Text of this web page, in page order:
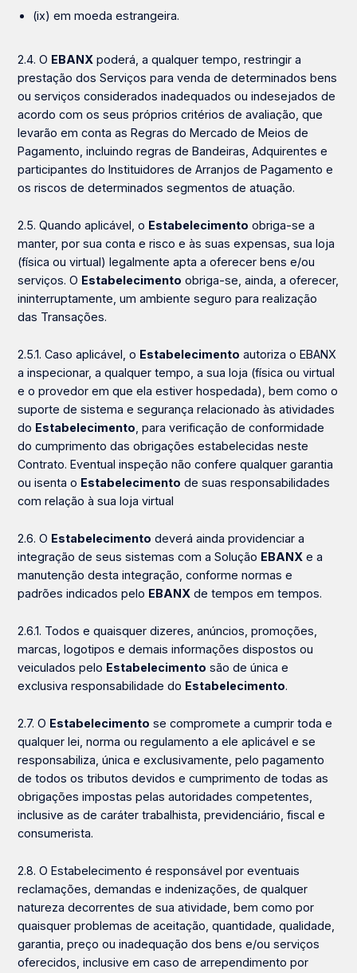
(ix) em moeda estrangeira.
2.4. O EBANX poderá, a qualquer tempo, restringir a
prestação dos Serviços para venda de determinados bens
ou serviços considerados inadequados ou indesejados de
acordo com os seus próprios critérios de avaliação, que
levarão em conta as Regras do Mercado de Meios de
Pagamento, incluindo regras de Bandeiras, Adquirentes e
participantes do Instituidores de Arranjos de Pagamento e
os riscos de determinados segmentos de atuação.
2.5. Quando aplicável, o Estabelecimento obriga-se a
manter, por sua conta e risco e às suas expensas, sua loja
(física ou virtual) legalmente apta a oferecer bens e/ou
serviços. O Estabelecimento obriga-se, ainda, a oferecer,
ininterruptamente, um ambiente seguro para realização
das Transações.
2.5.1. Caso aplicável, o Estabelecimento autoriza o EBANX
a inspecionar, a qualquer tempo, a sua loja (física ou virtual
e o provedor em que ela estiver hospedada), bem como o
suporte de sistema e segurança relacionado às atividades
do Estabelecimento , para verificação de conformidade
do cumprimento das obrigações estabelecidas neste
Contrato. Eventual inspeção não confere qualquer garantia
ou isenta o Estabelecimento de suas responsabilidades
com relação à sua loja virtual
2.6. O Estabelecimento deverá ainda providenciar a
integração de seus sistemas com a Solução EBANX e a
manutenção desta integração, conforme normas e
padrões indicados pelo EBANX de tempos em tempos.
2.6.1. Todos e quaisquer dizeres, anúncios, promoções,
marcas, logotipos e demais informações dispostos ou
veiculados pelo Estabelecimento são de única e
exclusiva responsabilidade do Estabelecimento.
2.7. O Estabelecimento se compromete a cumprir toda e
qualquer lei, norma ou regulamento a ele aplicável e se
responsabiliza, única e exclusivamente, pelo pagamento
de todos os tributos devidos e cumprimento de todas as
obrigações impostas pelas autoridades competentes,
inclusive as de caráter trabalhista, previdenciário, fiscal e
consumerista.
2.8. OEstabelecimento é responsável por eventuais
reclamações, demandas e indenizações, de qualquer
natureza decorrentes de sua atividade, bem como por
quaisquer problemas de aceitação, quantidade, qualidade,
garantia, preço ou inadequação dos bens e/ou serviços
oferecidos, inclusive em caso de arrependimento por